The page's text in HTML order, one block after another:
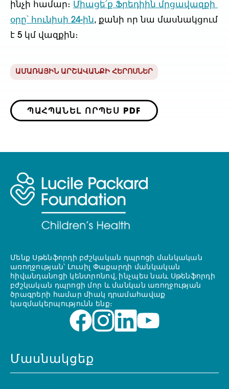
ինչի համար։ Միացե՛ք Ֆրեդիին մրցավազքի
օրը՝ հունիսի 24-ին, քանի որ նա մասնակցում
է 5 կմ վազքին։
ԱՄԱՌԱՅԻՆ ԱՐՇԱՎԱՆՔԻ ՀԵՐՈՍՆԵՐ
ՊԱՀՊԱՆԵԼ ՈՐՊԵՍ PDF
Մենք Սթենֆորդի բժշկական դպրոցի մանկական
առողջության՝ Լուսիլ Փաքարդի մանկական
հիվանդանոցի կենտրոնով, ինչպես նաև Սթենֆորդի
բժշկական դպրոցի մոր և մանկան առողջության
ծրագրերի համար միակ դրամահավաք
կազմակերպությունն ենք։
Մասնակցեք